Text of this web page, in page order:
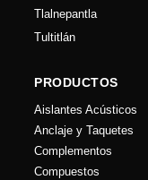
Tlalnepantla
Tultitlán
PRODUCTOS
Aislantes Acústicos
Anclaje y Taquetes
Complementos
Compuestos